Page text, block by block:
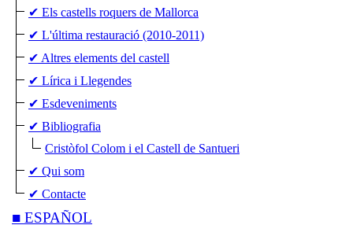
✔ Els castells roquers de Mallorca
✔ L'última restauració (2010-2011)
✔ Altres elements del castell
✔ Lírica i Llegendes
✔ Esdeveniments
✔ Bibliografia
Cristòfol Colom i el Castell de Santueri
✔ Qui som
✔ Contacte
■ ESPAÑOL